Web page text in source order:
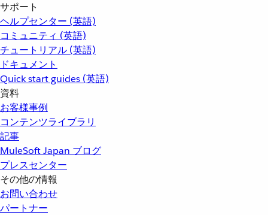
サポート
ヘルプセンター (英語)
コミュニティ (英語)
チュートリアル (英語)
ドキュメント
Quick start guides (英語)
資料
お客様事例
コンテンツライブラリ
記事
MuleSoft Japan ブログ
プレスセンター
その他の情報
お問い合わせ
パートナー